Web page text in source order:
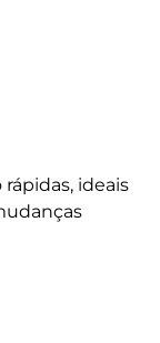
ideais